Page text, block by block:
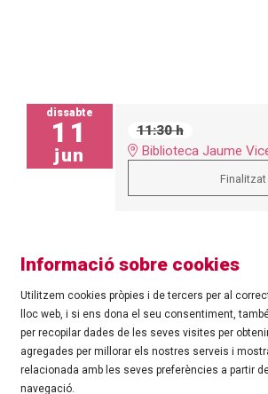
dissabte
11
jun
11:30 h
Biblioteca Jaume
Finalitzat
©Ajuntament de Roses| C/ Tarragona,
Tel.: 972 25 24 00 |cultura@roses.cat
Informació sobre cookies
Utilitzem cookies pròpies i de tercers per al
lloc web, i si ens dona el seu consentiment,
per recopilar dades de les seves visites per
agregades per millorar els nostres serveis i
relacionada amb les seves preferències a partir
navegació.